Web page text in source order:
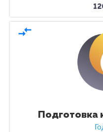
compare_arrows
Подготовка